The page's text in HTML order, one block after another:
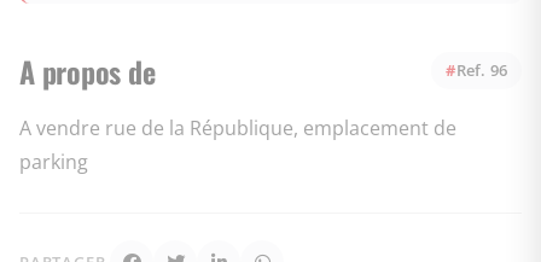
A propos de Ref. 96
A vendre rue de la République, emplacement de
parking